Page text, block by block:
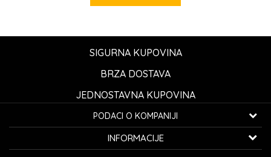
SIGURNA KUPOVINA
BRZA DOSTAVA
JEDNOSTAVNA KUPOVINA
PODACI O KOMPANIJI
K...G... Fashion d.o.o.
INFORMACIJE